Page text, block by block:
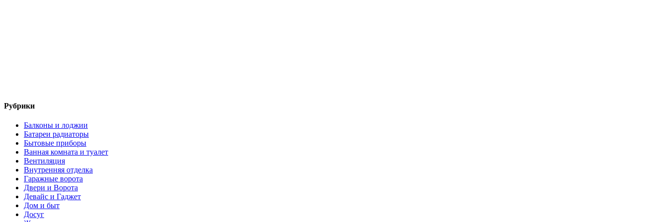
Рубрики
Балконы и лоджии
Батареи радиаторы‎
Бытовые приборы
Ванная комната и туалет
Вентиляция
Внутренняя отделка
Гаражные ворота
Двери и Ворота
Девайс и Гаджет
Дом и быт
Досуг